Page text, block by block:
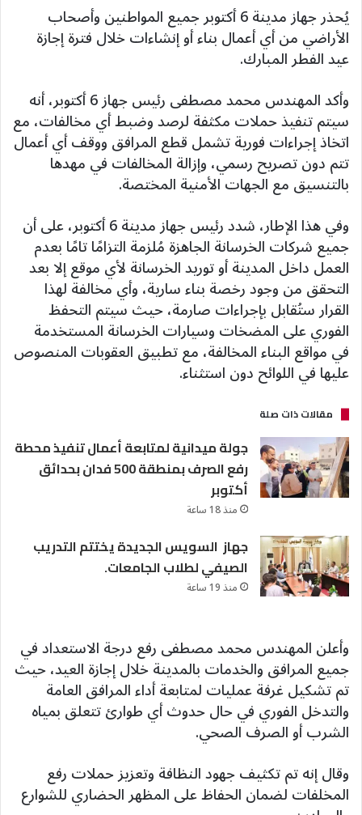
يُحذر جهاز مدينة 6 أكتوبر جميع المواطنين وأصحاب
الأراضي من أي أعمال بناء أو إنشاءات خلال فترة إجازة
عيد الفطر المبارك.
وأكد المهندس محمد مصطفى رئيس جهاز 6 أكتوبر، أنه
سيتم تنفيذ حملات مكثفة لرصد وضبط أي مخالفات، مع
اتخاذ إجراءات فورية تشمل قطع المرافق ووقف أي أعمال
تتم دون تصريح رسمي، وإزالة المخالفات في مهدها
بالتنسيق مع الجهات الأمنية المختصة.
وفي هذا الإطار، شدد رئيس جهاز مدينة 6 أكتوبر، على أن
جميع شركات الخرسانة الجاهزة مُلزمة التزامًا تامًا بعدم
العمل داخل المدينة أو توريد الخرسانة لأي موقع إلا بعد
التحقق من وجود رخصة بناء سارية، وأي مخالفة لهذا
القرار ستُقابل بإجراءات صارمة، حيث سيتم التحفظ
الفوري على المضخات وسيارات الخرسانة المستخدمة
في مواقع البناء المخالفة، مع تطبيق العقوبات المنصوص
عليها في اللوائح دون استثناء.
مقالات ذات صلة
جولة ميدانية لمتابعة أعمال تنفيذ محطة
رفع الصرف بمنطقة 500 فدان بحدائق
أكتوبر
منذ 18 ساعة
جهاز السويس الجديدة يختتم التدريب
الصيفي لطلاب الجامعات.
منذ 19 ساعة
وأعلن المهندس محمد مصطفى رفع درجة الاستعداد في
جميع المرافق والخدمات بالمدينة خلال إجازة العيد، حيث
تم تشكيل غرفة عمليات لمتابعة أداء المرافق العامة
والتدخل الفوري في حال حدوث أي طوارئ تتعلق بمياه
الشرب أو الصرف الصحي.
وقال إنه تم تكثيف جهود النظافة وتعزيز حملات رفع
المخلفات لضمان الحفاظ على المظهر الحضاري للشوارع